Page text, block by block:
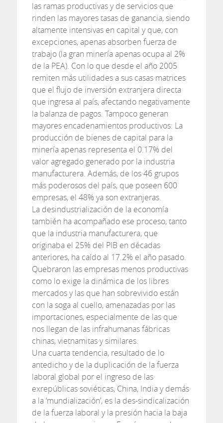
las ramas productivas y de servicios que
rinden las mayores tasas de ganancia, siendo
altamente intensivas en capital y que, con
excepciones, apenas absorben fuerza de
trabajo (la gran minería apenas ocupa al 2%
de la PEA). Con lo que desde el año 2005
remiten más utilidades a sus casas matrices
que el flujo de inversión extranjera directa
que ingresa al país, afectando negativamente
la balanza de pagos. Tampoco generan
mayores encadenamientos productivos: La
producción de bienes de capital para la
minería apenas representa el 0.17% del
valor agregado generado por la industria
manufacturera. Además, de los 46 grupos
más poderosos del país, que poseen 600
empresas, el 48% ya son extranjeras.
La desindustrialización de la economía
también ha acompañado ese proceso, tanto
que la industria manufacturera, que
originaba el 25% del PIB en décadas
anteriores, ha caído al 17.2% el año pasado.
Quebraron las empresas menos productivas
como lo exige la dinámica de los libres
mercados y las que han sobrevivido están
con la soga al cuello, amenazadas por las
importaciones, especialmente de las que
nos llegan de las infrahumanas fábricas
chinas, vietnamitas y similares.
Una cuarta tendencia, resultado de lo
antedicho y de la duplicación de la fuerza
laboral global por el ingreso de las
exrepúblicas soviéticas, China, India y demás
a la ‘mundialización’, es la des-sindicalización
de la fuerza laboral y la presión hacia la baja